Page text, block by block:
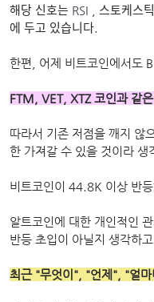
해당 신호는 RSI ,
에 두고 있습니다.
한편, 어제 비트코인에서도
FTM, VET, XTZ 코인과 같
따라서 기존 저점을 깨지 않
한 가져갈 수 있을 것이라 생
비트코인이 44.8K 이상 반
알트코인에 대한 개인적인
반등 초입이 아닐지 생각하
최근 "무엇이", "언제", "얼